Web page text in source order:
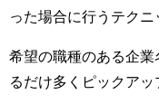
った場合に行うテクニ
希望の職種のある企
るだけ多くピックアッ